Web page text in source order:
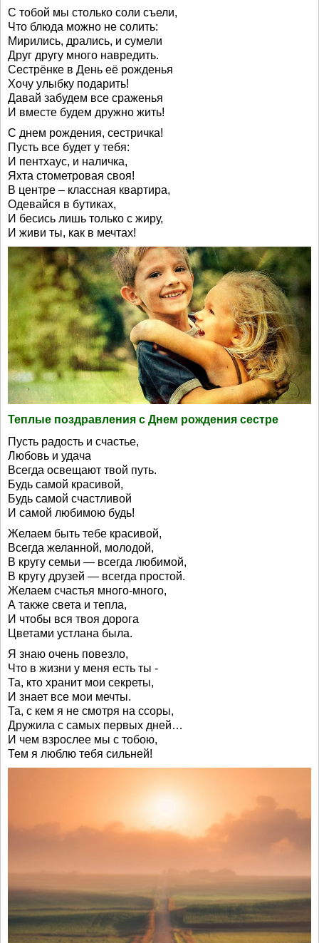
С тобой мы столько соли съели,
Что блюда можно не солить:
Мирились, дрались, и сумели
Друг другу много навредить.
Сестрёнке в День её рожденья
Хочу улыбку подарить!
Давай забудем все сраженья
И вместе будем дружно жить!
С днем рождения, сестричка!
Пусть все будет у тебя:
И пентхаус, и наличка,
Яхта стометровая своя!
В центре – классная квартира,
Одевайся в бутиках,
И бесись лишь только с жиру,
И живи ты, как в мечтах!
Теплые поздравления с Днем рождения сестре
Пусть радость и счастье,
Любовь и удача
Всегда освещают твой путь.
Будь самой красивой,
Будь самой счастливой
И самой любимою будь!
Желаем быть тебе красивой,
Всегда желанной, молодой,
В кругу семьи — всегда любимой,
В кругу друзей — всегда простой.
Желаем счастья много-много,
А также света и тепла,
И чтобы вся твоя дорога
Цветами устлана была.
Я знаю очень повезло,
Что в жизни у меня есть ты -
Та, кто хранит мои секреты,
И знает все мои мечты.
Та, с кем я не смотря на ссоры,
Дружила с самых первых дней…
И чем взрослее мы с тобою,
Тем я люблю тебя сильней!